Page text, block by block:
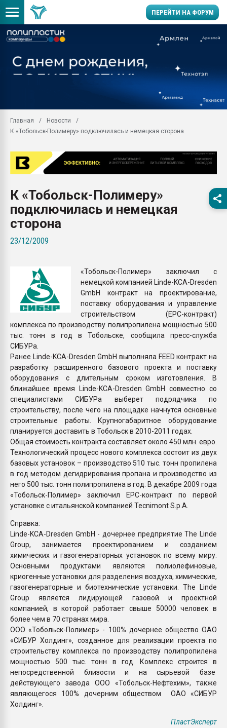
ПЕРЕЙТИ НА ФОРУМ
Вакуум-формовочные
ближайшее
28.07.2026
Всё, что касается
бутылок
Материал поверхности
вакуумного
Продам отходы
Главная
Новости
К «Тобольск-Полимеру» подключилась и немецкая сторона
К «Тобольск-Полимеру»
подключилась и немецкая
сторона
23/12/2009
«Тобольск-Полимер» заключил с
немецкой компанией Linde-KCA-Dresden
GmbH контракт на проектирование,
поставку оборудования и управление
строительством (EPC-контракт)
комплекса по производству полипропилена мощностью 500
тыс. тонн в год в Тобольске, сообщила пресс-служба
СИБУРа.
Ранее Linde-KCA-Dresden GmbH выполняла FEED контракт на
разработку расширенного базового проекта и поставку
оборудования с длительным сроком изготовления. В
ближайшее время Linde-KCA-Dresden GmbH совместно со
специалистами СИБУРа выберет подрядчика по
строительству, после чего на площадке начнутся основные
строительные работы. Крупногабаритное оборудование
планируется доставить в Тобольск в 2010-2011 годах.
Общая стоимость контракта составляет около 450 млн. евро.
Технологический процесс нового комплекса состоит из двух
базовых установок – производство 510 тыс. тонн пропилена
в год методом дегидрирования пропана и производство из
него 500 тыс. тонн полипропилена в год. В декабре 2009 года
«Тобольск-Полимер» заключил EPC-контракт по первой
установке с итальянской компанией Tecnimont S.p.A.
Справка:
Linde-KCA-Dresden GmbH - дочернее предприятие The Linde
Group, занимается проектированием и созданием
химических и газогенераторных установок по всему миру.
Основными продуктами являются полиолефиновые,
криогенные установки для разделения воздуха, химические,
газогенераторные и биотехнические установки. The Linde
Group является лидирующей газовой и проектной
компанией, в которой работает свыше 50000 человек в
более чем в 70 странах мира.
ООО «Тобольск-Полимер» - 100% дочернее общество ОАО
«СИБУР Холдинг», созданное для реализации проекта по
строительству комплекса по производству полипропилена
мощностью 500 тыс. тонн в год. Комплекс строится в
непосредственной близости и на сырьевой базе
действующего завода ООО «Тобольск-Нефтехим», также
являющегося 100% дочерним обществом ОАО «СИБУР
Холдинг».
ПластЭксперт